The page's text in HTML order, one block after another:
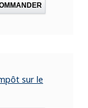
sur le